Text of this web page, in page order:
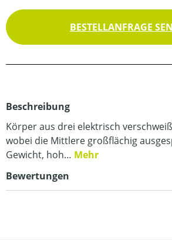
BESTELLANFRAGE
Beschreibung
Körper aus drei elektrisch
wobei die Mittlere großflächig
Gewicht, hoh… Mehr
Bewertungen